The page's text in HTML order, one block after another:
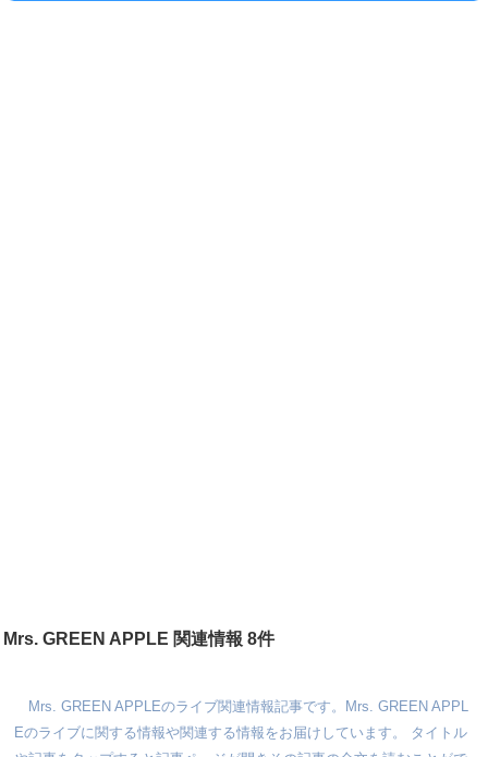
Mrs. GREEN APPLE 関連情報 8件
Mrs. GREEN APPLEのライブ関連情報記事です。Mrs. GREEN APPL
Eのライブに関する情報や関連する情報をお届けしています。 タイトル